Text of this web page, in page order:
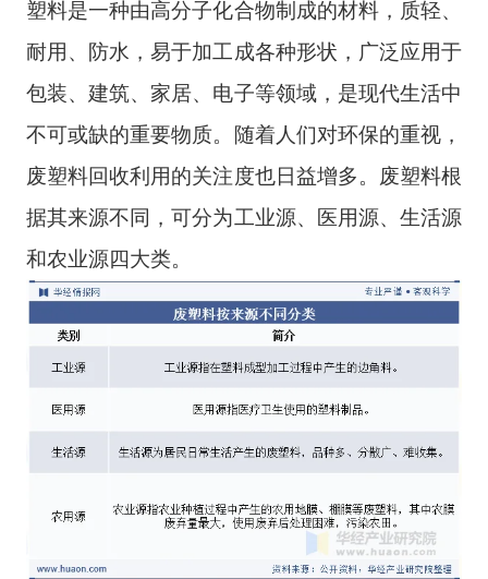
塑料是一种由高分子化合物制成的材料，质轻、
耐用、防水，易于加工成各种形状，广泛应用于
包装、建筑、家居、电子等领域，是现代生活中
不可或缺的重要物质。随着人们对环保的重视，
废塑料回收利用的关注度也日益增多。废塑料根
据其来源不同，可分为工业源、医用源、生活源
和农业源四大类。